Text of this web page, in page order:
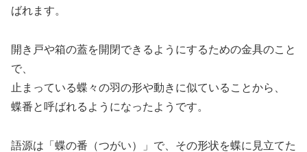
ばれます。
開き戸や箱の蓋を開閉できるようにするための金具のこと
で、
止まっている蝶々の羽の形や動きに似ていることから、
蝶番と呼ばれるようになったようです。
語源は「蝶の番（つがい）」で、その形状を蝶に見立てた